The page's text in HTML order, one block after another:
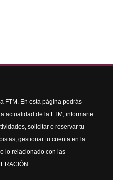
FTM. En esta página podrás
actualidad de la FTM, informarte
solicitar o reservar tu
gestionar tu cuenta en la
lo relacionado con las